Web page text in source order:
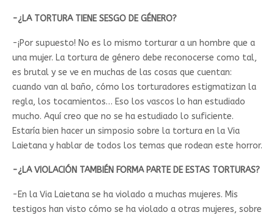
-¿LA TORTURA TIENE SESGO DE GÉNERO?
-¡Por supuesto! No es lo mismo torturar a un hombre que a
una mujer. La tortura de género debe reconocerse como tal,
es brutal y se ve en muchas de las cosas que cuentan:
cuando van al baño, cómo los torturadores estigmatizan la
regla, los tocamientos… Eso los vascos lo han estudiado
mucho. Aquí creo que no se ha estudiado lo suficiente.
Estaría bien hacer un simposio sobre la tortura en la Via
Laietana y hablar de todos los temas que rodean este horror.
-¿LA VIOLACIÓN TAMBIÉN FORMA PARTE DE ESTAS TORTURAS?
-En la Via Laietana se ha violado a muchas mujeres. Mis
testigos han visto cómo se ha violado a otras mujeres, sobre